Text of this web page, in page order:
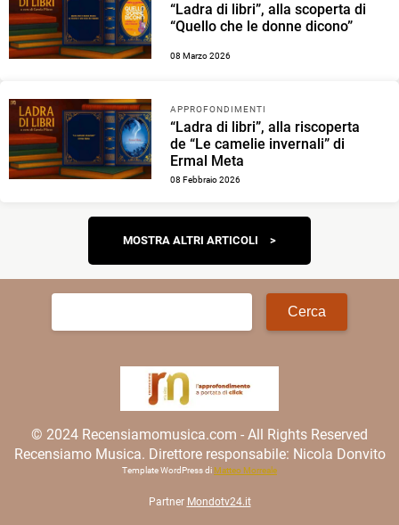
“Ladra di libri”, alla scoperta di
“Quello che le donne dicono”
08 Marzo 2026
APPROFONDIMENTI
“Ladra di libri”, alla riscoperta
de “Le camelie invernali” di
Ermal Meta
08 Febbraio 2026
Navigazione
articoli
MOSTRA ALTRI ARTICOLI
Ricerca
© 2024 Recensiamomusica.com - All Rights Reserved
Recensiamo Musica. Direttore responsabile: Nicola Donvito
Template WordPress di Matteo Morreale
Partner Mondotv24.it